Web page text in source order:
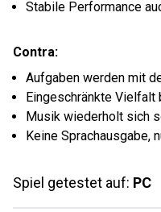
Stabile Performance
Contra:
Aufgaben werden mit
Eingeschränkte Vielfalt
Musik wiederholt sich
Keine Sprachausgabe,
Spiel getestet auf: PC